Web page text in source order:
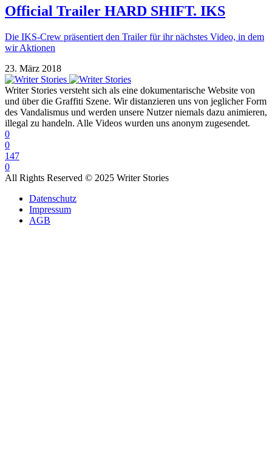
Official Trailer HARD SHIFT. IKS
Die IKS-Crew präsentiert den Trailer für ihr nächstes Video, in dem
wir Aktionen
23. März 2018
Writer Stories versteht sich als eine dokumentarische Website von
und über die Graffiti Szene. Wir distanzieren uns von jeglicher Form
des Vandalismus und werden unsere Nutzer niemals dazu animieren,
illegal zu handeln. Alle Videos wurden uns anonym zugesendet.
0
0
147
0
All Rights Reserved © 2025 Writer Stories
Datenschutz
Impressum
AGB